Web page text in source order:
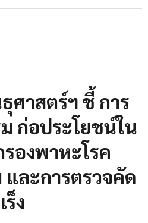
ศาสตร์ฯ ชี้ การ
ก่อประโยชน์ใน
องพาหะโรค
ละการตรวจคัด
ง